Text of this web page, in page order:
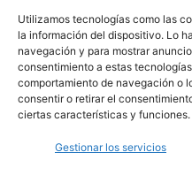
Utilizamos tecnologías como las
la información del dispositivo. Lo
navegación y para mostrar
consentimiento a estas
comportamiento de navegación o
consentir o retirar el
ciertas características y funciones.
Gestionar los servicios